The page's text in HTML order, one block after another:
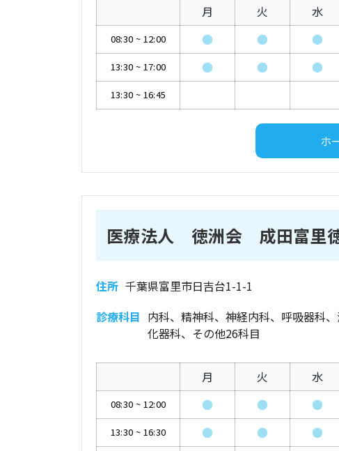
月 火 水
08:30 ~ 12:00 ● ● ●
13:30 ~ 17:00 ● ● ●
13:30 ~ 16:45
ホ
医療法人 徳洲会 成田富里
住所 千葉県富里市日吉台1-1-1
診療科目 内科、精神科、神経内科、呼吸器科
化器科、その他26科目
月 火 水
08:30 ~ 12:00 ● ● ●
13:30 ~ 16:30 ● ● ●